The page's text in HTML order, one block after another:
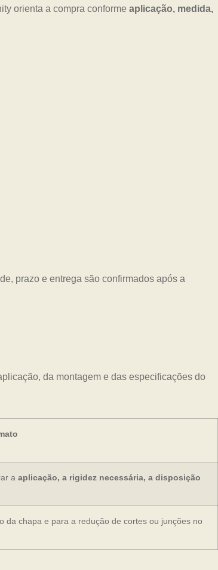
orienta a compra conforme aplicação, medida,
prazo e entrega são confirmados após a
da montagem e das especificações do
a aplicação, a rigidez necessária, a disposição
chapa e para a redução de cortes ou junções no